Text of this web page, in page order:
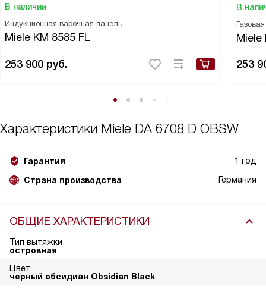
В наличии
Индукционная варочная панель
Miele KM 8585 FL
253 900 руб.
В
Miele
253
Характеристики Miele DA 6708 D OBSW
Гарантия 1 год
Страна производства Германия
ОБЩИЕ ХАРАКТЕРИСТИКИ
Тип вытяжки
островная
Цвет
черный обсидиан Obsidian Black